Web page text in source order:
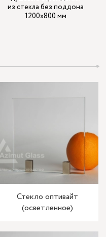
из стекла без поддона
1200х800 мм
Стекло оптивайт
(осветленное)